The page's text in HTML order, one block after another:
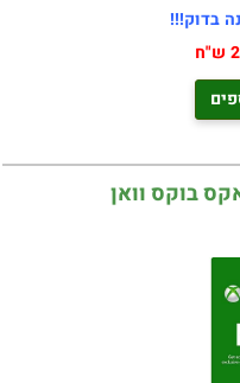
בדוק!!!